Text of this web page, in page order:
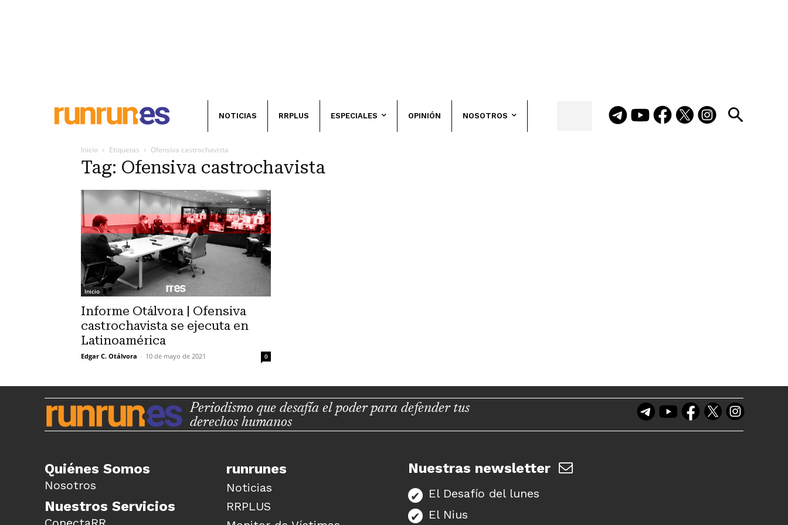
NOTICIAS RRPLUS ESPECIALES OPINIÓN NOSOTROS
Inicio Etiquetas Ofensiva castrochavista
Tag: Ofensiva castrochavista
Inicio
Informe Otálvora | Ofensiva
castrochavista se ejecuta en
Latinoamérica
Edgar C. Otálvora - 10 de mayo de 2021 0
Periodismo que desafía el poder para defender tus
derechos humanos
Quiénes Somos
Nosotros
Nuestros Servicios
runrunes
Noticias
RRPLUS
Nuestras newsletter
El Desafío del lunes
El Nius